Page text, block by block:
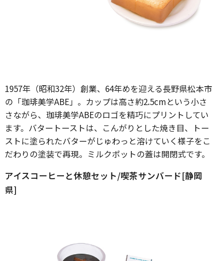
1957年（昭和32年）創業、64年めを迎える長野県松本市
の「珈琲美学ABE」。カップは高さ約2.5cmという小さ
さながら、珈琲美学ABEのロゴを精巧にプリントしてい
ます。バタートーストは、こんがりとした焼き目、トー
ストに塗られたバターがじゅわっと溶けていく様子をこ
だわりの塗装で再現。ミルクポットの蓋は開閉式です。
アイスコーヒーと休憩セット/喫茶サンバード[静岡
県]